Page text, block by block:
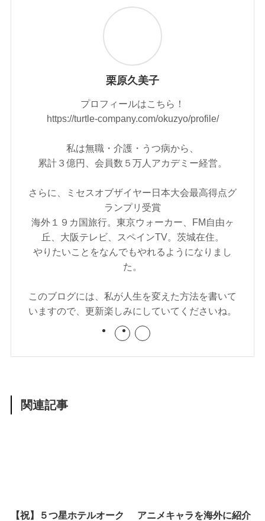
栗原久美子
プロフィールはこちら！
https://turtle-company.com/okuzyo/profile/
私は無職・介護・うつ病から、
累計３億円、会員数５万人アカデミー経営。
さらに、ミセスオブザイヤー日本大会最高得点グ
ランプリ受賞
海外１９カ国旅行。東京ウォーカー、FM自由ヶ
丘、大阪テレビ、スペインTV。茨城在住。
やりたいことをなんでもやれるようになりまし
た。
このブログには、私が人生を変えた方法を書いて
いますので、更新楽しみにしていてくださいね。
関連記事
【祝】５つ星ホテルオーク
アニメキャラを海外に紹介